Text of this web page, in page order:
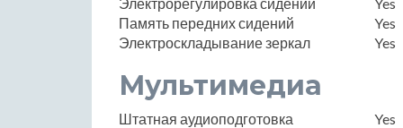
Память передних сидений
Yes
Электроскладывание зеркал
Yes
Мультимедиа
Штатная аудиоподготовка
Yes